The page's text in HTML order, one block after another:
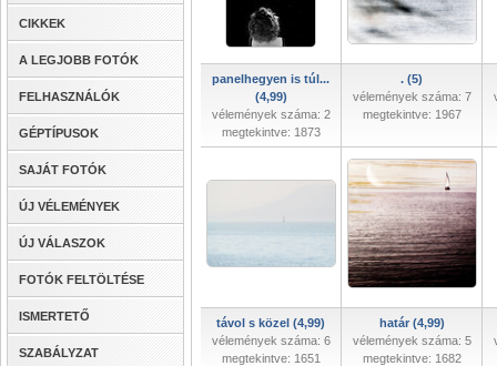
CIKKEK
A LEGJOBB FOTÓK
FELHASZNÁLÓK
GÉPTÍPUSOK
SAJÁT FOTÓK
ÚJ VÉLEMÉNYEK
ÚJ VÁLASZOK
FOTÓK FELTÖLTÉSE
ISMERTETŐ
SZABÁLYZAT
panelhegyen is túl...
(4,99)
vélemények száma: 2
megtekintve: 1873
. (5)
vélemények száma: 7
megtekintve: 1967
távol s közel (4,99)
vélemények száma: 6
megtekintve: 1651
határ (4,99)
vélemények száma: 5
megtekintve: 1682